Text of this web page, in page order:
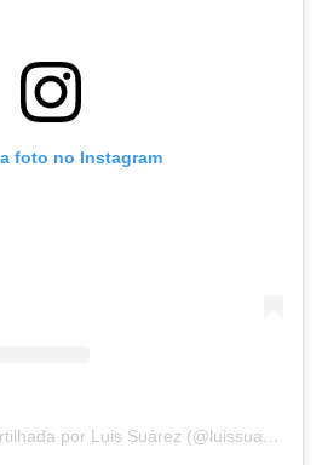
foto no Instagram
Uma publicação compartilhada por Luis Suárez (@luissuarez9)